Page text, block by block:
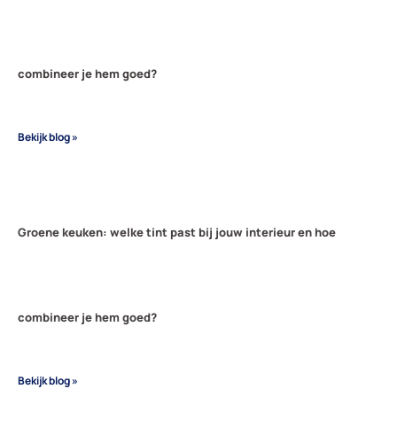
combineer je hem goed?
Bekijk blog »
Groene keuken: welke tint past bij jouw interieur en hoe
combineer je hem goed?
Bekijk blog »